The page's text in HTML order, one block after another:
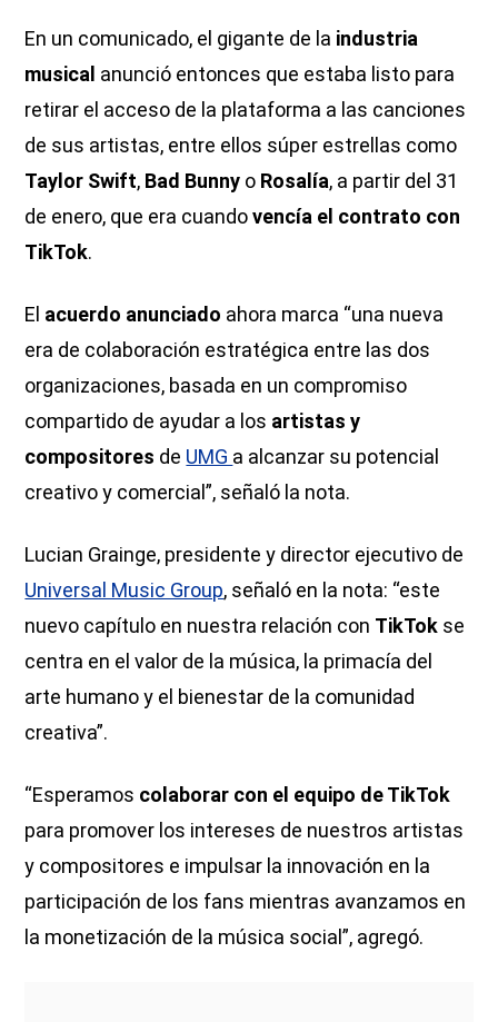
En un comunicado, el gigante de la industria
musical anunció entonces que estaba listo para
retirar el acceso de la plataforma a las canciones
de sus artistas, entre ellos súper estrellas como
Taylor Swift, Bad Bunny o Rosalía, a partir del 31
de enero, que era cuandovencía el contrato con
TikTok.
El acuerdo anunciado ahora marca “una nueva
era de colaboración estratégica entre las dos
organizaciones, basada en un compromiso
compartido de ayudar a los artistas y
compositores de UMG a alcanzar su potencial
creativo y comercial”, señaló la nota.
Lucian Grainge, presidente y director ejecutivo de
Universal Music Group, señaló en la nota: “este
nuevo capítulo en nuestra relación con TikTok se
centra en el valor de la música, la primacía del
arte humano y el bienestar de la comunidad
creativa”.
“Esperamos colaborar con el equipo de TikTok
para promover los intereses de nuestros artistas
y compositores e impulsar la innovación en la
participación de los fans mientras avanzamos en
la monetización de la música social”, agregó.